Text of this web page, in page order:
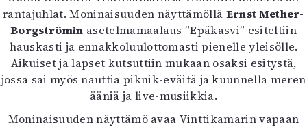
4/2026
2–3/2026
1/2026
6/2025
5/2025 saame
5/2025
rantajuhlat. Moninaisuuden näyttämöllä Ernst Mether-
Borgströmin asetelmamaalaus ”Epäkasvi” esiteltiin
hauskasti ja ennakkoluulottomasti pienelle yleisölle.
Aikuiset ja lapset kutsuttiin mukaan osaksi esitystä,
jossa sai myös nauttia piknik-eväitä ja kuunnella meren
ääniä ja live-musiikkia.
Moninaisuuden näyttämö avaa Vinttikamarin vapaan